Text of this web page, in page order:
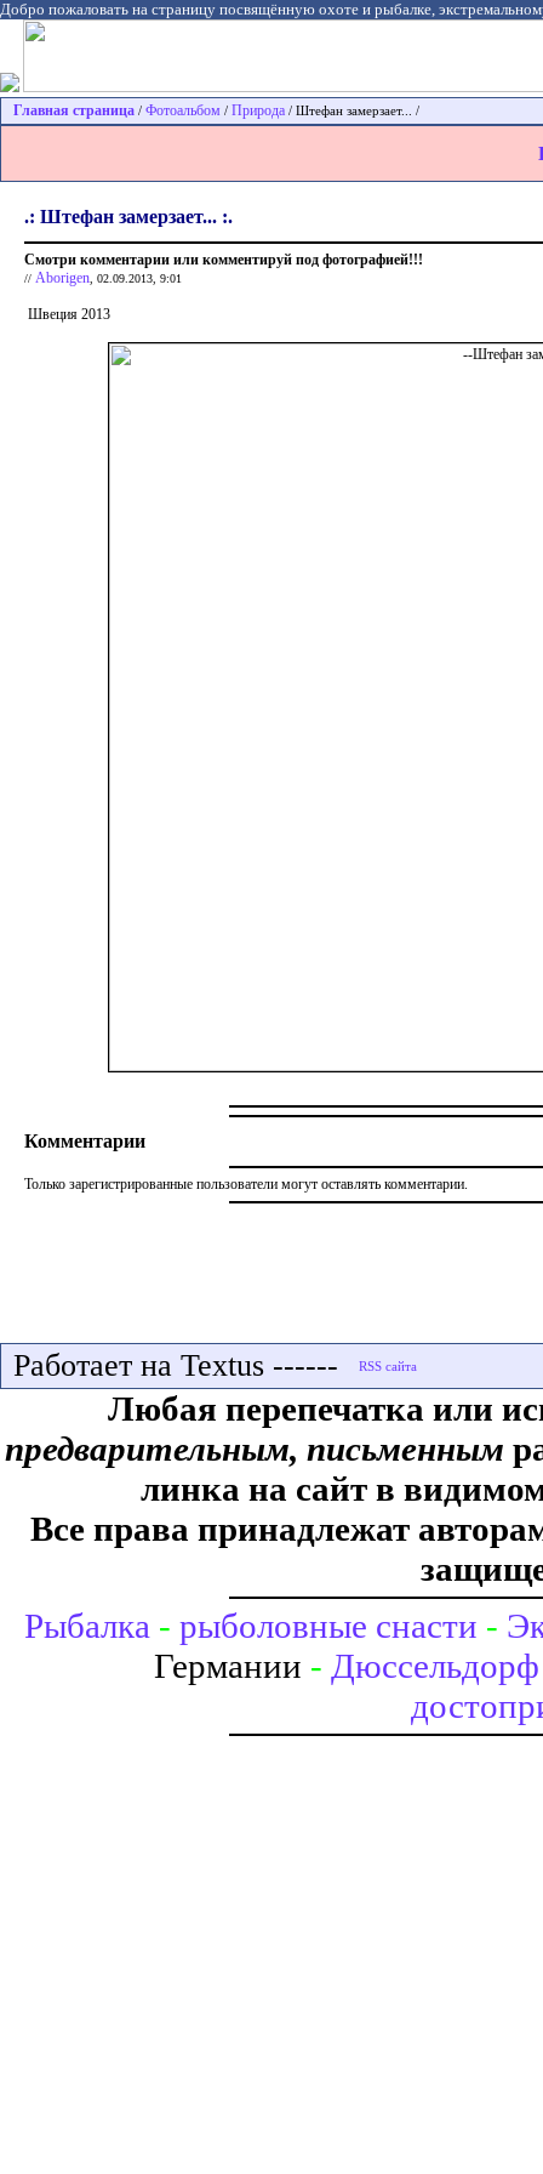
Добро пожаловать на страницу посвящённую охоте и рыбалке,
Главная страница / Фотоальбом / Природа / Штефан замерзает... /
.: Штефан замерзает... :.
Смотри комментарии или комментируй под фотографией!!!
// Aborigen , 02.09.2013, 9:01
Швеция 2013
Комментарии
Только зарегистрированные пользователи могут оставлять комментарии.
Работает на Textus ------
Любая перепечатка или
предварительным, письменным
линка на сайт в
Все права принадлежат
Рыбалка - рыболовные снасти -
Германии - Дюссельдорф